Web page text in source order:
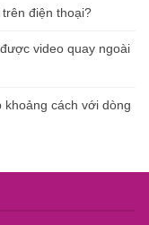
điện thoại?
video quay ngoài
khoảng cách với dòng